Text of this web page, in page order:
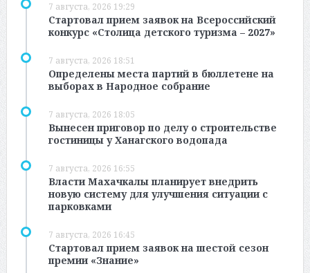
7 августа, 2026 19:29
Стартовал прием заявок на Всероссийский
конкурс «Столица детского туризма – 2027»
7 августа, 2026 18:51
Определены места партий в бюллетене на
выборах в Народное собрание
7 августа, 2026 18:05
Вынесен приговор по делу о строительстве
гостиницы у Ханагского водопада
7 августа, 2026 16:55
Власти Махачкалы планирует внедрить
новую систему для улучшения ситуации с
парковками
7 августа, 2026 16:45
Стартовал прием заявок на шестой сезон
премии «Знание»